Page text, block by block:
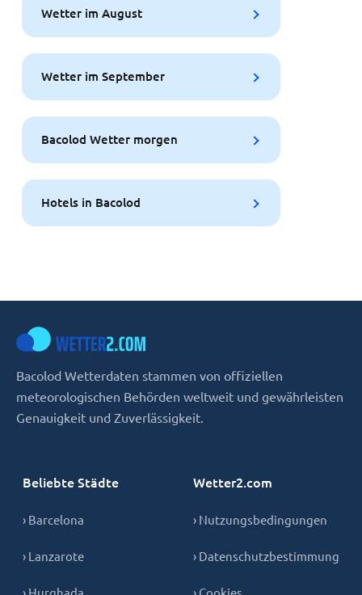
Wetter im August
Wetter im September
Bacolod Wetter morgen
Hotels in Bacolod
Bacolod Wetterdaten stammen von offiziellen
meteorologischen Behörden weltweit und gewährleisten
Genauigkeit und Zuverlässigkeit.
Beliebte Städte
› Barcelona
› Lanzarote
› Hurghada
Wetter2.com
› Nutzungsbedingungen
› Datenschutzbestimmung
› Cookies